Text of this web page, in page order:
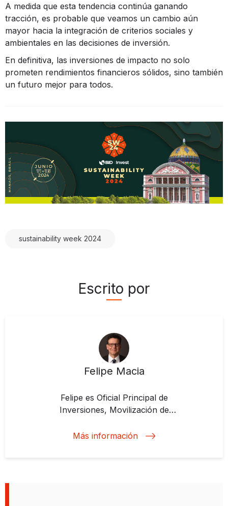
A medida que esta tendencia continúa ganando
tracción, es probable que veamos un cambio aún
mayor hacia la integración de criterios sociales y
ambientales en las decisiones de inversión.
En definitiva, las inversiones de impacto no solo
prometen rendimientos financieros sólidos, sino también
un futuro mejor para todos.
sustainability week 2024
Escrito por
Felipe Macia
Felipe es Oficial Principal de
Inversiones, Movilización de
ejecutivo bancario con más de 25
Más información